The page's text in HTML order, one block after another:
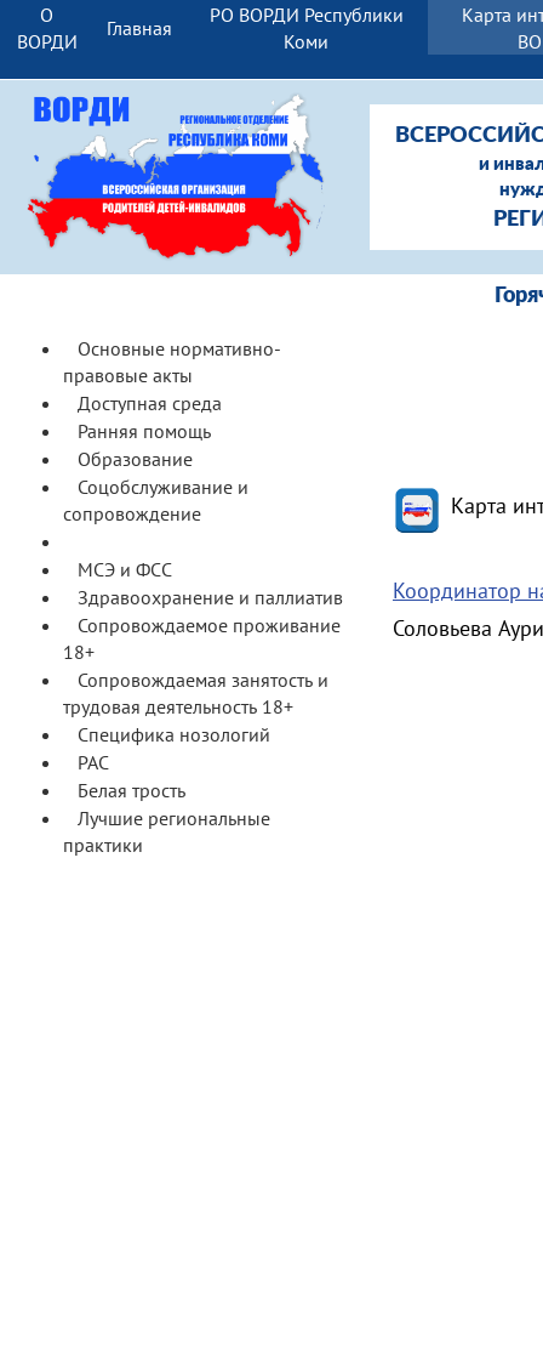
О
ВОРДИ
Главная
РО ВОРДИ Республики
Коми
Карта
и
Основные нормативно-
правовые акты
Доступная среда
Ранняя помощь
Образование
Соцобслуживание и
сопровождение
МСЭ и ФСС
Здравоохранение и паллиатив
Сопровождаемое проживание
18+
Сопровождаемая занятость и
трудовая деятельность 18+
Специфика нозологий
РАС
Белая трость
Лучшие региональные
практики
Карта
Координатор
Соловьева